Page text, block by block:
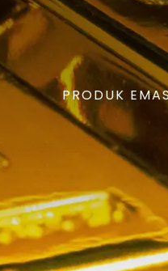
PRODUK